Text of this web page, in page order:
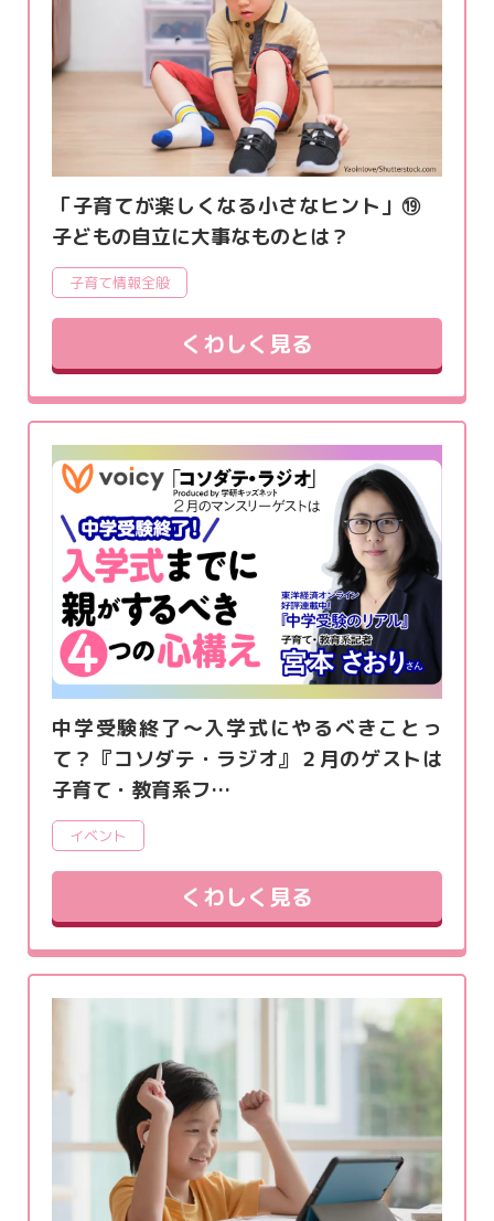
「子育てが楽しくなる小さなヒント」⑲
子どもの自立に大事なものとは？
子育て情報全般
くわしく見る
中学受験終了～入学式にやるべきことっ
て？『コソダテ・ラジオ』２月のゲストは
子育て・教育系フ…
イベント
くわしく見る